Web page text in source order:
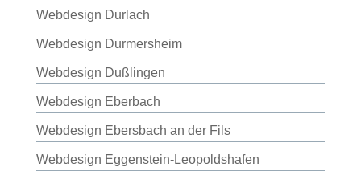
Webdesign Durlach
Webdesign Durmersheim
Webdesign Dußlingen
Webdesign Eberbach
Webdesign Ebersbach an der Fils
Webdesign Eggenstein-Leopoldshafen